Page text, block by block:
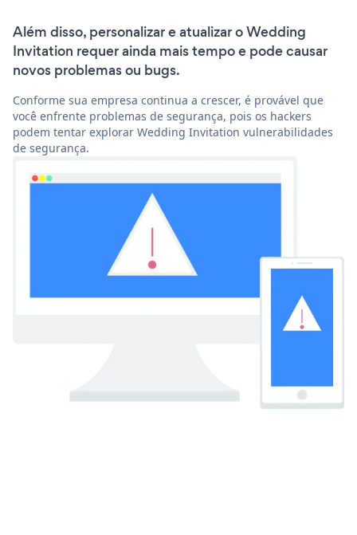
Além disso, personalizar e atualizar o Wedding
Invitation requer ainda mais tempo e pode causar
novos problemas ou bugs.
Conforme sua empresa continua a crescer, é provável que
você enfrente problemas de segurança, pois os hackers
podem tentar explorar Wedding Invitation vulnerabilidades
de segurança.